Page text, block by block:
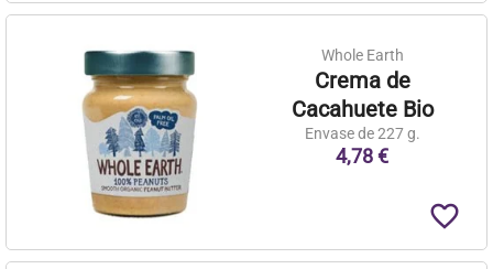
Whole Earth
Crema de
Cacahuete Bio
Envase de 227 g.
4,78 €
favorite_border